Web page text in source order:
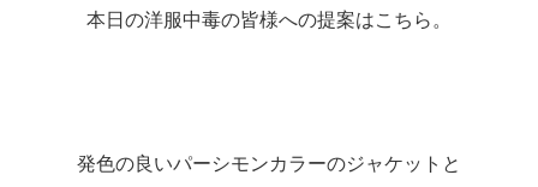
本日の洋服中毒の皆様への提案はこちら。
発色の良いパーシモンカラーのジャケットと